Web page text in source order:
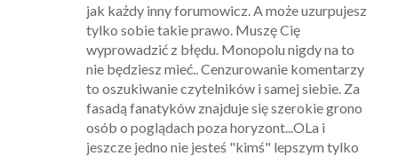
jak każdy inny forumowicz. A może uzurpujesz
tylko sobie takie prawo. Muszę Cię
wyprowadzić z błędu. Monopolu nigdy na to
nie będziesz mieć.. Cenzurowanie komentarzy
to oszukiwanie czytelników i samej siebie. Za
fasadą fanatyków znajduje się szerokie grono
osób o poglądach poza horyzont...OLa i
jeszcze jedno nie jesteś "kimś" lepszym tylko